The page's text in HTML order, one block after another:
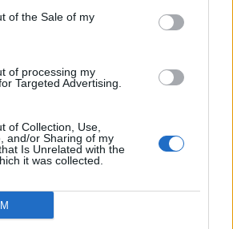
of the Sale of my
of processing my
Targeted Advertising.
of Collection, Use,
and/or Sharing of my
Is Unrelated with the
it was collected.
não entra nas contas.
de “vontade de vender” –
mecânica como do carinho e
lhe dedicou.
quilómetros “martelados” –
tenha sistemas de validação, o
nunca é 100% transparente.
Sport